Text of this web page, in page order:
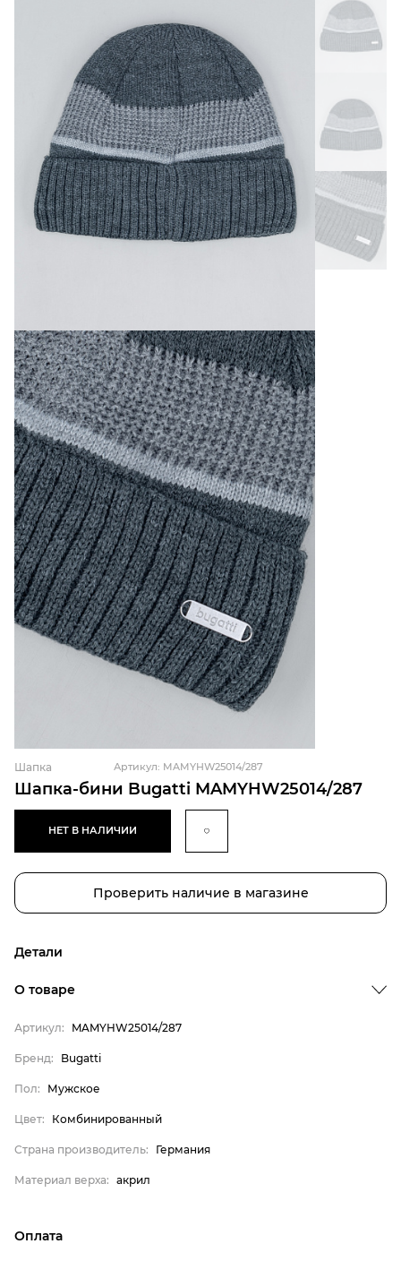
Шапка-бини Bugatti MAMYHW25014/287
Шапка Артикул: MAMYHW25014/287
НЕТ В НАЛИЧИИ
Проверить наличие в магазине
Детали
О товаре
Артикул: MAMYHW25014/287
Бренд: Bugatti
Пол: Мужское
Цвет: Комбинированный
Страна производитель: Германия
Материал верха: акрил
Оплата